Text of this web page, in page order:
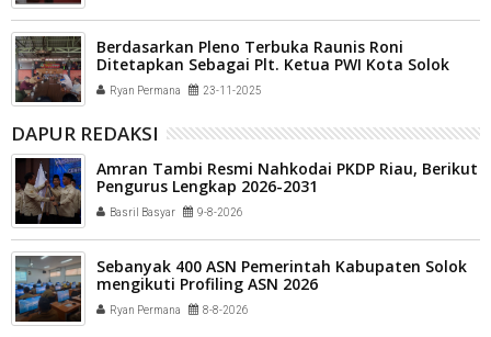
Berdasarkan Pleno Terbuka Raunis Roni
Ditetapkan Sebagai Plt. Ketua PWI Kota Solok
Ryan Permana 23-11-2025
DAPUR REDAKSI
Amran Tambi Resmi Nahkodai PKDP Riau, Berikut
Pengurus Lengkap 2026-2031
Basril Basyar 9-8-2026
Sebanyak 400 ASN Pemerintah Kabupaten Solok
mengikuti Profiling ASN 2026
Ryan Permana 8-8-2026